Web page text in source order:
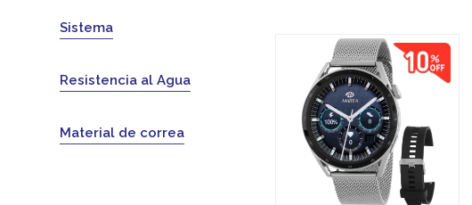
Sistema
Resistencia al Agua
Material de correa